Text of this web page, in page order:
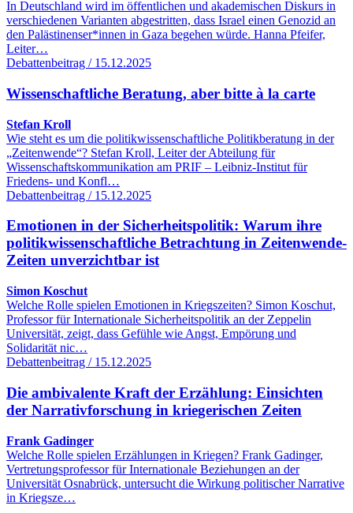
In Deutschland wird im öffentlichen und akademischen Diskurs in
verschiedenen Varianten abgestritten, dass Israel einen Genozid an
den Palästinenser*innen in Gaza begehen würde. Hanna Pfeifer,
Leiter…
Debattenbeitrag / 15.12.2025
Wissenschaftliche Beratung, aber bitte à la carte
Stefan Kroll
Wie steht es um die politikwissenschaftliche Politikberatung in der
„Zeitenwende“? Stefan Kroll, Leiter der Abteilung für
Wissenschaftskommunikation am PRIF – Leibniz-Institut für
Friedens- und Konfl…
Debattenbeitrag / 15.12.2025
Emotionen in der Sicherheitspolitik: Warum ihre
politikwissenschaftliche Betrachtung in Zeitenwende-
Zeiten unverzichtbar ist
Simon Koschut
Welche Rolle spielen Emotionen in Kriegszeiten? Simon Koschut,
Professor für Internationale Sicherheitspolitik an der Zeppelin
Universität, zeigt, dass Gefühle wie Angst, Empörung und
Solidarität nic…
Debattenbeitrag / 15.12.2025
Die ambivalente Kraft der Erzählung: Einsichten
der Narrativforschung in kriegerischen Zeiten
Frank Gadinger
Welche Rolle spielen Erzählungen in Kriegen? Frank Gadinger,
Vertretungsprofessor für Internationale Beziehungen an der
Universität Osnabrück, untersucht die Wirkung politischer Narrative
in Kriegsze…